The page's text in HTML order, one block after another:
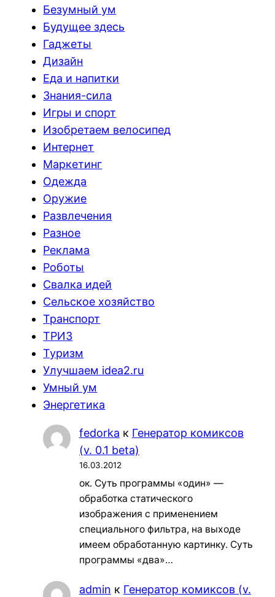
Безумный ум
Будущее здесь
Гаджеты
Дизайн
Еда и напитки
Знания-сила
Игры и спорт
Изобретаем велосипед
Интернет
Маркетинг
Одежда
Оружие
Развлечения
Разное
Реклама
Роботы
Свалка идей
Сельское хозяйство
Транспорт
ТРИЗ
Туризм
Улучшаем idea2.ru
Умный ум
Энергетика
fedorka к Генератор комиксов
(v. 0.1 beta)
16.03.2012
ок. Суть программы «один» —
обработка статического
изображения с применением
специального фильтра, на выходе
имеем обработанную картинку. Суть
программы «два»…
admin к Генератор комиксов (v.